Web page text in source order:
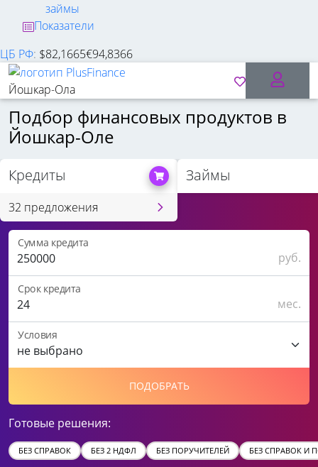
займы
Показатели
ЦБ РФ: $82,1665€94,8366
Йошкар-Ола
Подбор финансовых продуктов в
Йошкар-Оле
Кредиты
32 предложения
Займы
Сумма кредита
руб.
Срок кредита
мес.
Условия
ПОДОБРАТЬ
Готовые решения:
БЕЗ СПРАВОК БЕЗ 2 НДФЛ БЕЗ ПОРУЧИТЕЛЕЙ БЕЗ СПРАВОК И